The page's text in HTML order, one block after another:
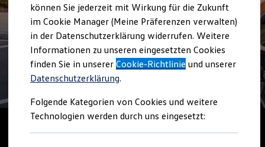
Angebote und Produkte
Aktuelle Angebote
E-Auto-Förderung
Volkswagen Marktplatz
Die ENERGY Sondermodelle
Junge Gebrauchtwagen und Gebrauchtwagen
Volkswagen Zertifizierte Gebrauchtwagen
Elektromobilität bei Gebrauchtwagen
Saisonangebote
Reifenpakete
Leasing
Leasing-Angebote
können Sie jederzeit mit Wirkung für die Zukunft
im Cookie Manager (Meine Präferenzen verwalten)
in der Datenschutzerklärung widerrufen. Weitere
Informationen zu unseren eingesetzten Cookies
finden Sie in unsererCookie-Richtlinie und unserer
Datenschutzerklärung.
Folgende Kategorien von Cookies und weitere
Technologien werden durch uns eingesetzt: